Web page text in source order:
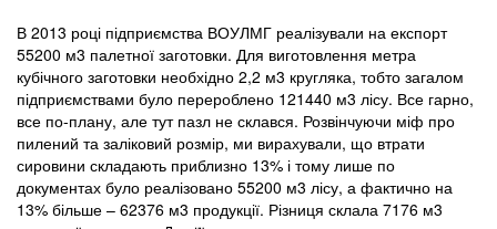
В 2013 році підприємства ВОУЛМГ реалізували на експорт
55200 м3 палетної заготовки. Для виготовлення метра
кубічного заготовки необхідно 2,2 м3 кругляка, тобто загалом
підприємствами було перероблено 121440 м3 лісу. Все гарно,
все по-плану, але тут пазл не склався. Розвінчуючи міф про
пилений та заліковий розмір, ми вирахували, що втрати
сировини складають приблизно 13% і тому лише по
документах було реалізовано 55200 м3 лісу, а фактично на
13% більше – 62376 м3 продукції. Різниця склала 7176 м3